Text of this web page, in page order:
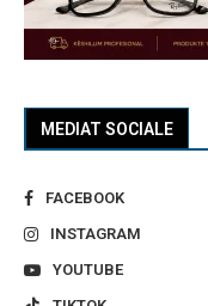
MEDIAT SOCIALE
FACEBOOK
INSTAGRAM
YOUTUBE